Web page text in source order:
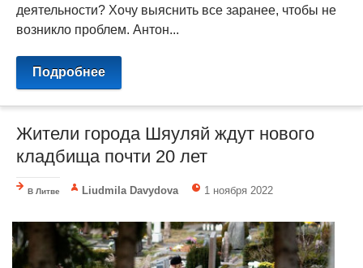
деятельности? Хочу выяснить все заранее, чтобы не
возникло проблем. Антон...
Подробнее
Жители города Шяуляй ждут нового
кладбища почти 20 лет
В Литве Liudmila Davydova 1 ноября 2022